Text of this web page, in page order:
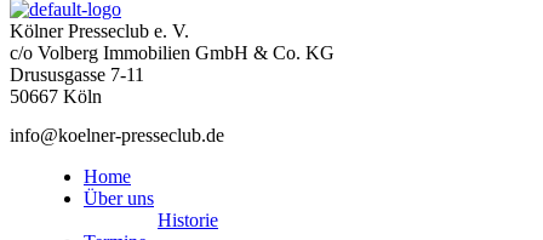
Kölner Presseclub e. V.
c/o Volberg Immobilien GmbH & Co. KG
Drususgasse 7-11
50667 Köln
info@koelner-presseclub.de
Home
Über uns
Historie